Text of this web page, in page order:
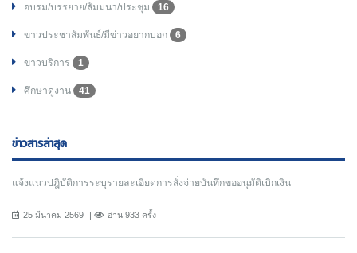
อบรม/บรรยาย/สัมมนา/ประชุม 16
ข่าวประชาสัมพันธ์/มีข่าวอยากบอก 6
ข่าวบริการ 1
ศึกษาดูงาน 41
ข่าวสารล่าสุด
แจ้งแนวปฎิบัติการระบุรายละเอียดการสั่งจ่ายบันทึกขออนุมัติเบิกเงิน
25 มีนาคม 2569 อ่าน 933 ครั้ง